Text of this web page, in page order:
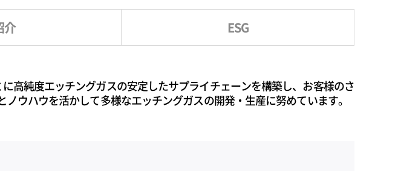
介 ESG
高純度エッチングガスの安定したサプライチェーンを構築し、お客様のさ
ウハウを活かして多様なエッチングガスの開発・生産に努めています。